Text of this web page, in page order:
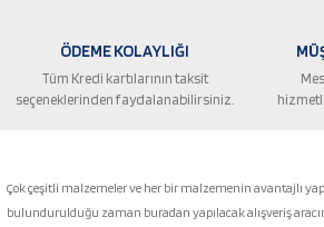
Gönder
ÖDEME KOLAYLIĞI
Tüm Kredi kartılarının taksit
seçeneklerinden faydalanabilirsiniz.
Çok çeşitli malzemeler ve her bir malzemenin avantajlı
bulundurulduğu zaman buradan yapılacak alışveriş